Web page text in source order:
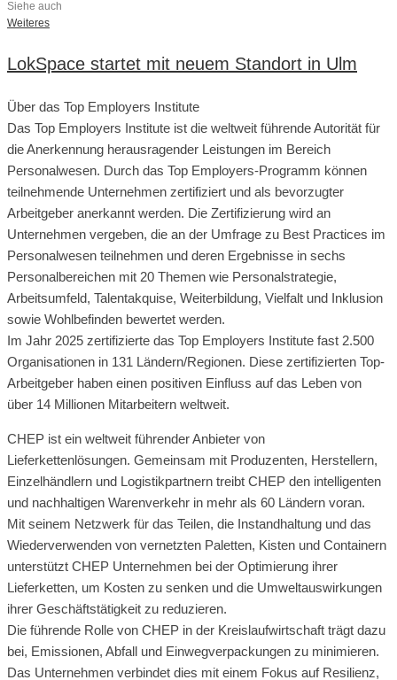
Siehe auch
Weiteres
LokSpace startet mit neuem Standort in Ulm
Über das Top Employers Institute
Das Top Employers Institute ist die weltweit führende Autorität für
die Anerkennung herausragender Leistungen im Bereich
Personalwesen. Durch das Top Employers-Programm können
teilnehmende Unternehmen zertifiziert und als bevorzugter
Arbeitgeber anerkannt werden. Die Zertifizierung wird an
Unternehmen vergeben, die an der Umfrage zu Best Practices im
Personalwesen teilnehmen und deren Ergebnisse in sechs
Personalbereichen mit 20 Themen wie Personalstrategie,
Arbeitsumfeld, Talentakquise, Weiterbildung, Vielfalt und Inklusion
sowie Wohlbefinden bewertet werden.
Im Jahr 2025 zertifizierte das Top Employers Institute fast 2.500
Organisationen in 131 Ländern/Regionen. Diese zertifizierten Top-
Arbeitgeber haben einen positiven Einfluss auf das Leben von
über 14 Millionen Mitarbeitern weltweit.
CHEP ist ein weltweit führender Anbieter von
Lieferkettenlösungen. Gemeinsam mit Produzenten, Herstellern,
Einzelhändlern und Logistikpartnern treibt CHEP den intelligenten
und nachhaltigen Warenverkehr in mehr als 60 Ländern voran.
Mit seinem Netzwerk für das Teilen, die Instandhaltung und das
Wiederverwenden von vernetzten Paletten, Kisten und Containern
unterstützt CHEP Unternehmen bei der Optimierung ihrer
Lieferketten, um Kosten zu senken und die Umweltauswirkungen
ihrer Geschäftstätigkeit zu reduzieren.
Die führende Rolle von CHEP in der Kreislaufwirtschaft trägt dazu
bei, Emissionen, Abfall und Einwegverpackungen zu minimieren.
Das Unternehmen verbindet dies mit einem Fokus auf Resilienz,